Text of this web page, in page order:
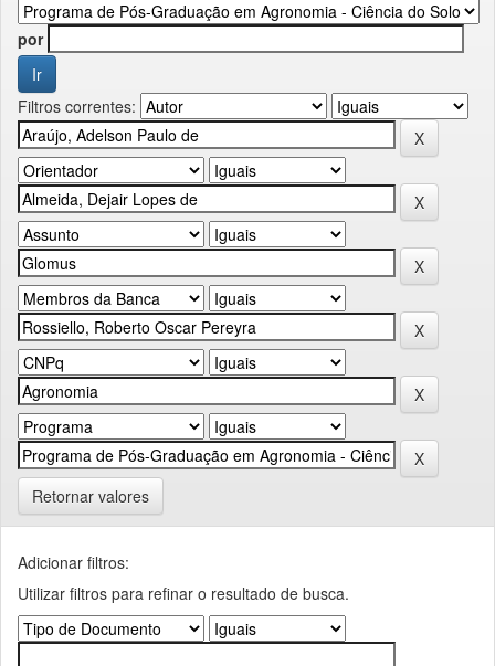
por
Filtros correntes:
Retornar valores
Adicionar filtros:
Utilizar filtros para refinar o resultado de busca.